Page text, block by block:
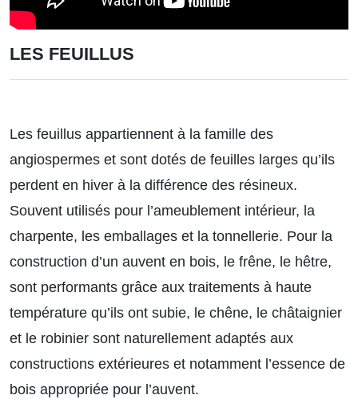
LES FEUILLUS
Les feuillus appartiennent à la famille des
angiospermes et sont dotés de feuilles larges qu’ils
perdent en hiver à la différence des résineux.
Souvent utilisés pour l’ameublement intérieur, la
charpente, les emballages et la tonnellerie. Pour la
construction d’un auvent en bois, le frêne, le hêtre,
sont performants grâce aux traitements à haute
température qu’ils ont subie, le chêne, le châtaignier
et le robinier sont naturellement adaptés aux
constructions extérieures et notamment l’essence de
bois appropriée pour l’auvent.